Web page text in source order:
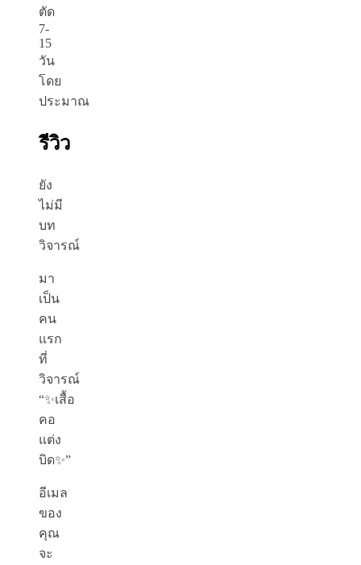
ตัด
7-
15
วัน
โดย
ประมาณ
รีวิว
ยัง
ไม่มี
บท
วิจารณ์
มา
เป็น
คน
แรก
ที่
วิจารณ์
“✨เสื้อ
คอ
แต่ง
บิด✨”
อีเมล
ของ
คุณ
จะ